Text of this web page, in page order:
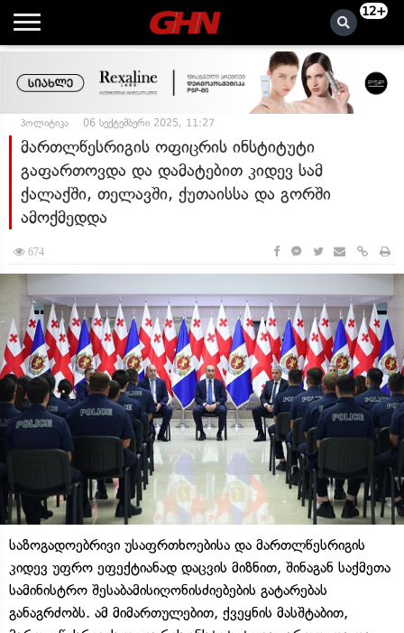
12+
პოლიტიკა 06 სექტემბერი 2025, 11:27
მართლწესრიგის ოფიცრის ინსტიტუტი
გაფართოვდა და დამატებით კიდევ სამ
ქალაქში, თელავში, ქუთაისსა და გორში
ამოქმედდა
674
საზოგადოებრივი უსაფრთხოებისა და მართლწესრიგის
კიდევ უფრო ეფექტიანად დაცვის მიზნით, შინაგან საქმეთა
სამინისტრო შესაბამისიღონისძიებების გატარებას
განაგრძობს. ამ მიმართულებით, ქვეყნის მასშტაბით,